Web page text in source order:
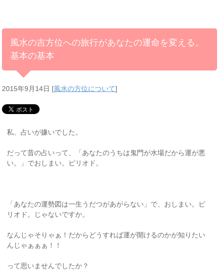
風水の吉方位への旅行があなたの運命を変える。
基本の基本
2015年9月14日 [風水の方位について]
私、占いが嫌いでした。
だって昔の占いって、「あなたのうちは鬼門が水場だから運が悪
い。」でおしまい。ピリオド。
「あなたの運勢図は一生うだつがあがらない」で、おしまい。ピ
リオド。じゃないですか。
なんじゃそりゃぁ！だからどうすれば運が開けるのかが知りたい
んじゃぁぁぁ！！
って思いませんでしたか？